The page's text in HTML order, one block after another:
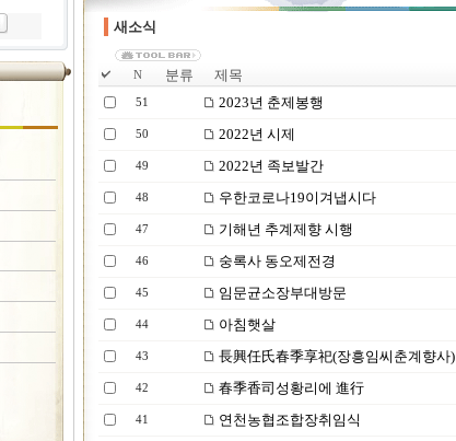
새소식
N 분류 제목
51 2023년 춘제봉행
50 2022년 시제
49 2022년 족보발간
48 우한코로나19이겨냅시다
47 기해년 추계제향 시행
46 숭록사 동오제전경
45 임문균소장부대방문
44 아침햇살
43 長興任氏春季享祀(장흥임씨춘계향사)
42 春季香司성황리에 進行
41 연천농협조합장취임식